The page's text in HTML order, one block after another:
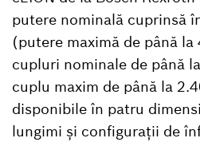
putere nominală cuprinsă
(putere maximă de până la
cupluri nominale de până
cuplu maxim de până la
disponibile în patru
lungimi și configurații de